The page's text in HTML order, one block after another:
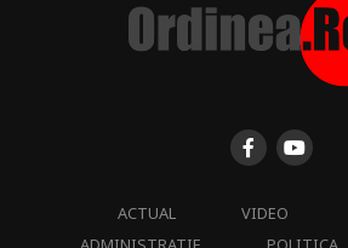
ACTUAL VIDEO